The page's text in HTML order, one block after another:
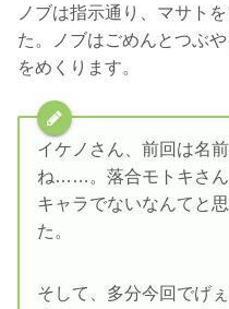
ノブは指示通り、マサト
た。ノブはごめんとつぶ
をめくります。
イケノさん、前回は名
ね……。落合モトキさん
キャラでないなんてと
た。
そして、多分今回でげ